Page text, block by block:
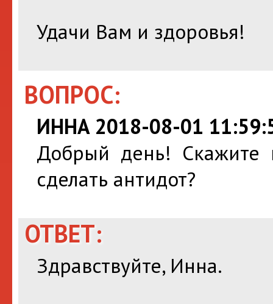
Удачи Вам и здоровья!
ВОПРОС:
ИННА 2018-08-01
Добрый день! Скажите
сделать антидот?
ОТВЕТ:
Здравствуйте, Инна.